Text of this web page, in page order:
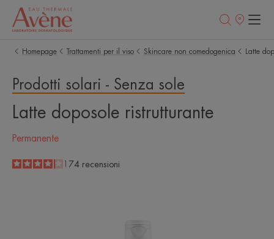
Punti
Homepage Trattamenti per il viso Skincare non comedogenica Latte
Prodotti solari - Senza sole
Latte doposole ristrutturante
Permanente
4.1
/5174 recensioni